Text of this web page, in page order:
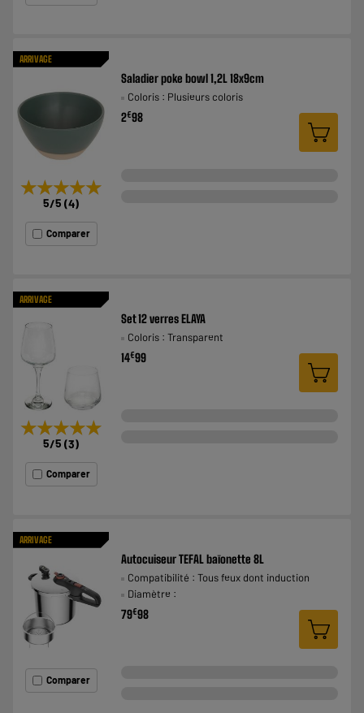
ARRIVAGE
★★★★★
★★★★★
5/5 (4)
Comparer
Saladier poke bowl 1,2L 18x9cm
Coloris : Plusieurs coloris
2€98
ARRIVAGE
★★★★★
★★★★★
5/5 (3)
Comparer
Set 12 verres ELAYA
Coloris : Transparent
14€99
ARRIVAGE
Comparer
Autocuiseur TEFAL baïonette 8L
Compatibilité : Tous feux dont induction
Diamètre :
79€98